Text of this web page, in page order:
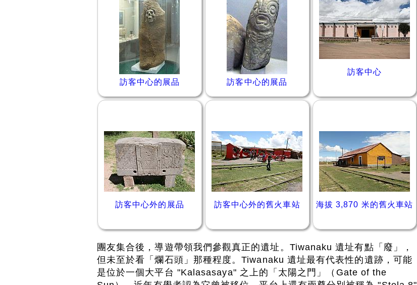
訪客中心的展品 訪客中心的展品
訪客中心
訪客中心外的展品 訪客中心外的舊火車站 海拔 3,870 米的舊火車站
團友集合後，導遊帶領我們參觀真正的遺址。Tiwanaku 遺址有點「廢」，
但未至於看「爛石頭」那種程度。Tiwanaku 遺址最有代表性的遺跡，可能
是位於一個大平台 "Kalasasaya" 之上的「太陽之門」（Gate of the